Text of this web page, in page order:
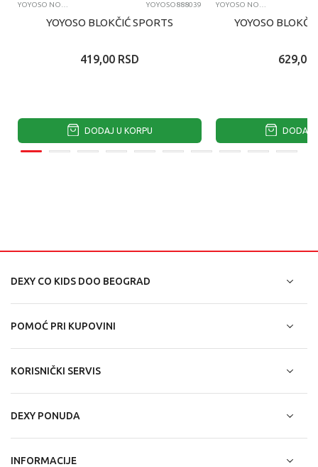
YOYOSO888039
YOYOSO BLOKČIĆ SPORTS
419,00 RSD
DODAJ U KORPU
YOYOSO
629,00
DODAJ
DEXY CO KIDS DOO BEOGRAD
POMOĆ PRI KUPOVINI
KORISNIČKI SERVIS
DEXY PONUDA
INFORMACIJE